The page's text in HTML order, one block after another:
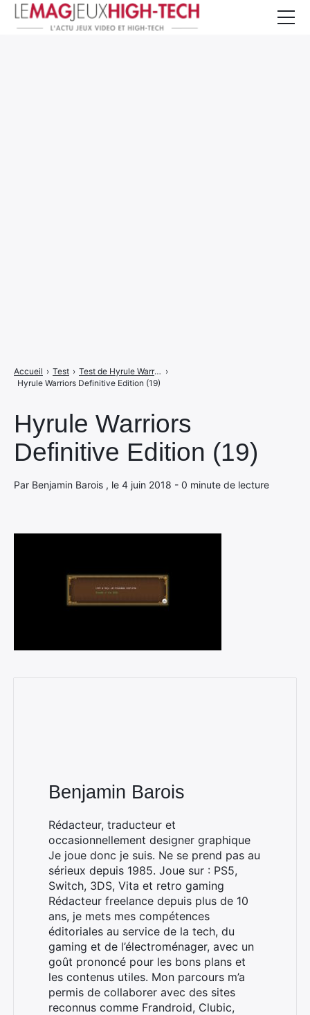
Hyrule Warriors
Definitive Edition (19)
Par Benjamin Barois , le 4 juin 2018 - 0 minute de lecture
Accueil › Test › Test de Hyrule Warriors : Definitive Edition : The Legend of Link's Dynasty sur Switch ›
Hyrule Warriors Definitive Edition (19)
Benjamin Barois
Rédacteur, traducteur et
occasionnellement designer graphique
Je joue donc je suis. Ne se prend pas au
sérieux depuis 1985. Joue sur : PS5,
Switch, 3DS, Vita et retro gaming
Rédacteur freelance depuis plus de 10
ans, je mets mes compétences
éditoriales au service de la tech, du
gaming et de l’électroménager, avec un
goût prononcé pour les bons plans et
les contenus utiles. Mon parcours m’a
permis de collaborer avec des sites
reconnus comme Frandroid, Clubic,